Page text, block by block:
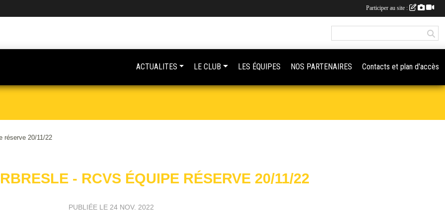
réserve 20/11/22
- RCVS ÉQUIPE RÉSERVE 20/11/22
PUBLIÉE LE 24 NOV. 2022
ACTUALITES LE CLUB LES ÉQUIPES NOS PARTENAIRES Contacts et plan d'accès
Participer au site :